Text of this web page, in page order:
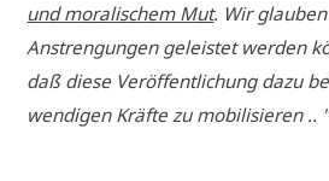
und mora­li­schem Mut. Wir
Anstren­gun­gen gelei­stet wer­den
daß die­se Ver­öf­fent­li­chung dazu
wen­di­gen Kräf­te zu mobilisieren .. "